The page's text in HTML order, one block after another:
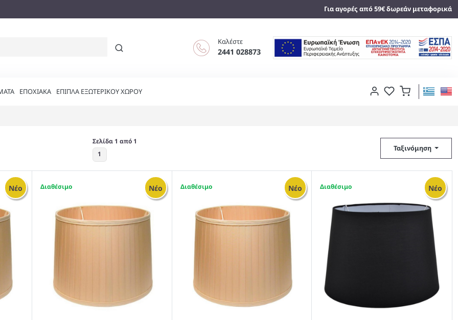
Για αγορές από 59€ δωρεάν μεταφορικά
Καλέστε
2441 028873
ΕΠΟΧΙΑΚΑ ΕΠΙΠΛΑ ΕΞΩΤΕΡΙΚΟΥ ΧΩΡΟΥ
Ταξινόμηση
Σελίδα 1 από 1
1
Νέο Νέο Νέο Νέο